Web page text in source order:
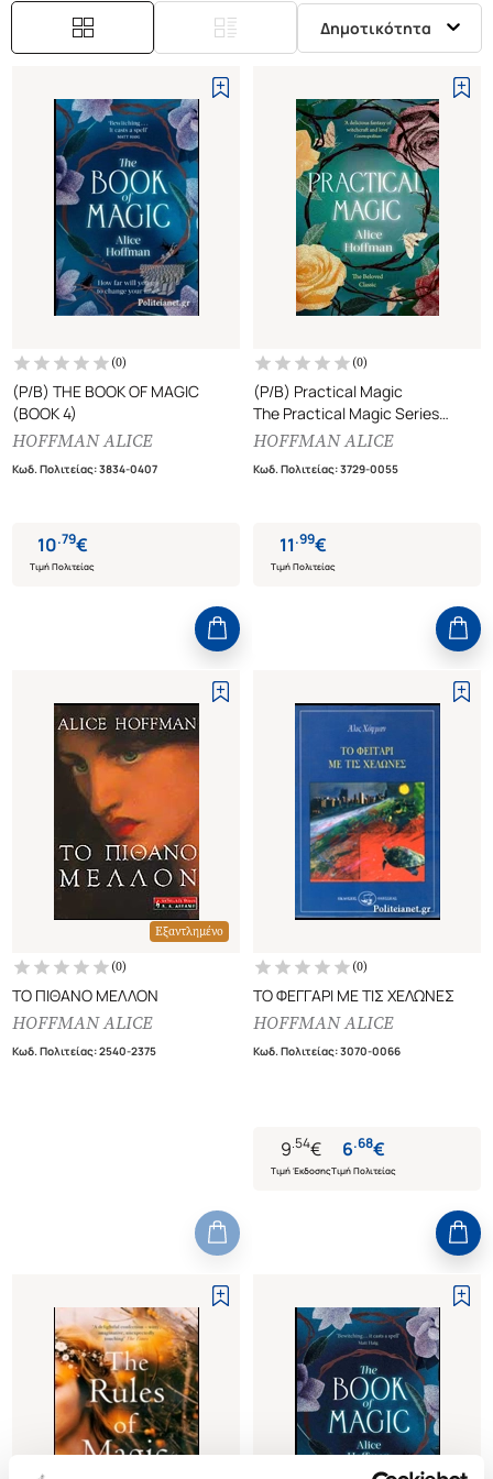
Δημοτικότητα
(0)
(P/B) THE BOOK OF MAGIC
(BOOK 4)
HOFFMAN ALICE
Κωδ. Πολιτείας:3834-0407
10.79€
Τιμή Πολιτείας
(0)
(P/B) Practical Magic
The Practical Magic Series
(Book 3)
HOFFMAN ALICE
Κωδ. Πολιτείας:3729-0055
11.99€
Τιμή Πολιτείας
Εξαντλημένο
(0)
ΤΟ ΠΙΘΑΝΟ ΜΕΛΛΟΝ
HOFFMAN ALICE
Κωδ. Πολιτείας:2540-2375
(0)
ΤΟ ΦΕΓΓΑΡΙ ΜΕ ΤΙΣ ΧΕΛΩΝΕΣ
HOFFMAN ALICE
Κωδ. Πολιτείας:3070-0066
9.54€
Τιμή Έκδοσης
6.68€
Τιμή Πολιτείας